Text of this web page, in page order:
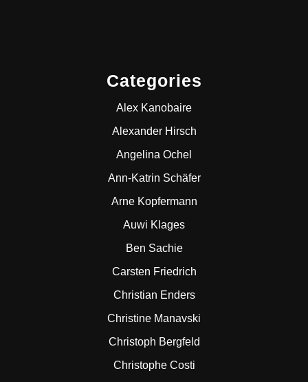
Categories
Alex Kanobaire
Alexander Hirsch
Angelina Ochel
Ann-Katrin Schäfer
Arne Kopfermann
Auwi Klages
Ben Sachie
Carsten Friedrich
Christian Enders
Christine Manavski
Christoph Bergfeld
Christophe Costi